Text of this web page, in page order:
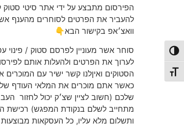
הפעל/כבה ניגודיות גבוהה
מתג גודל גופן
הפירסום מתבצע על ידי אתר סיטי סטוק
להעביר את הפרטים לסוחרים מהענף
וואצ׳אפ בקישור הבא👇
סוחר אשר מעוניין לפרסם סטוק / פינוי
לערוך את הפרטים ולהעלות אותם
הסטוקים ואיןלנו קשר ישיר עם
כאשר אתם מוכרים את המלאי העודף
שלכם (חשוב לציין שצ׳ק יכול לחזור
מתחייב לשלם בנקודת המפגש) רכישת
ותשלום מלא עליו, כל העסקאות